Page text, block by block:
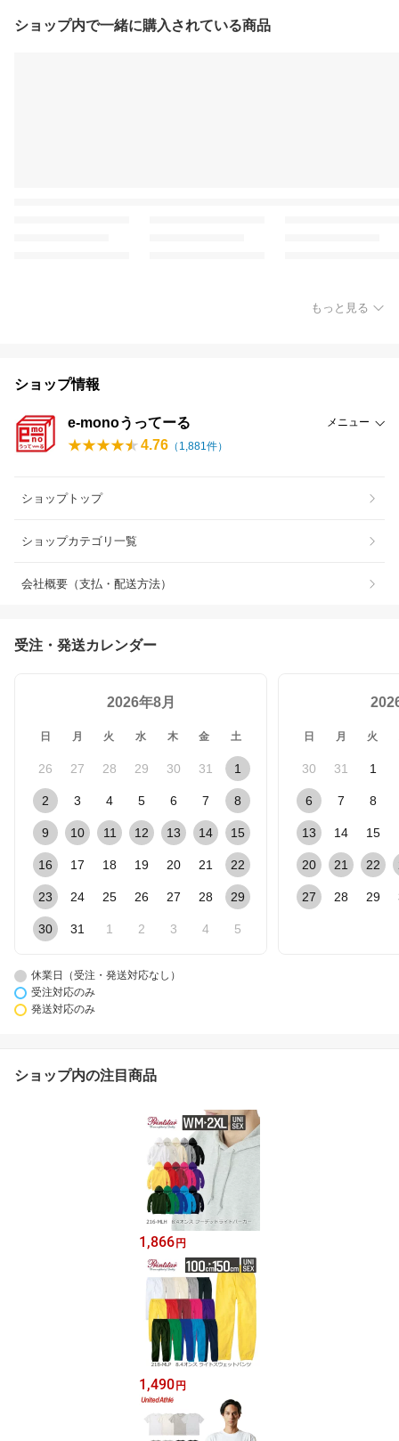
ショップ内で一緒に購入されている商品
もっと見る
ショップ情報
e-monoうってーる メニュー
4.76 （ 1,881件）
ショップトップ
ショップカテゴリ一覧
会社概要（支払・配送方法）
受注・発送カレンダー
2026年8月
日 月 火 水 木 金 土
26 27 28 29 30 31 1
2 3 4 5 6 7 8
9 10 11 12 13 14 15
16 17 18 19 20 21 22
23 24 25 26 27 28 29
30 31 1 2 3 4 5
日 月 火
30 31 1
6 7 8
13 14 15
20 21 22
27 28 29
休業日（受注・発送対応なし）
受注対応のみ
発送対応のみ
ショップ内の注目商品
1,866円
1,490円